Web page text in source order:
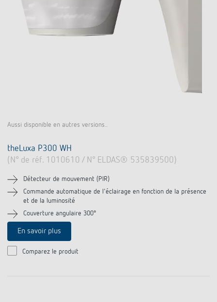
Aussi disponible en autres versions..
theLuxa P300 WH
(N° de réf. 1010610 / N° ELDAS® 535839500)
Détecteur de mouvement (PIR)
Commande automatique de l'éclairage en fonction de la présence
et de la luminosité
Couverture angulaire 300°
En savoir plus
Comparez le produit